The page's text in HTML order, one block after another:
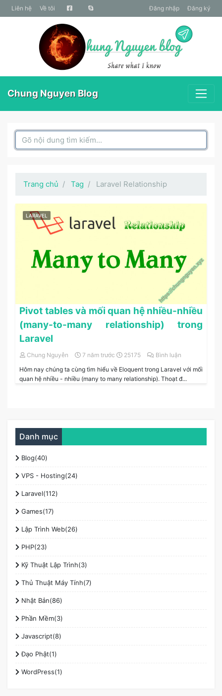
liên hệ Về tôi Đăng nhập Đăng ký
Chung Nguyen Blog
Search Box
Trang chủ Tag Laravel Relationship
LARAVEL
Pivot tables và mối quan hệ nhiều-nhiều
(many-to-many relationship) trong
Laravel
Chung Nguyễn 7 năm trước 25175
Bình luận
Hôm nay chúng ta cùng tìm hiểu về Eloquent trong Laravel với mối
quan hệ nhiều - nhiều (many to many relationship). Thoạt đ...
Danh mục
Blog(40)
VPS - Hosting(24)
Laravel(112)
Games(17)
Lập Trình Web(26)
PHP(23)
Kỹ Thuật Lập Trình(3)
Thủ Thuật Máy Tính(7)
Nhật Bản(86)
Phần Mềm(3)
Javascript(8)
Đạo Phật(1)
WordPress(1)